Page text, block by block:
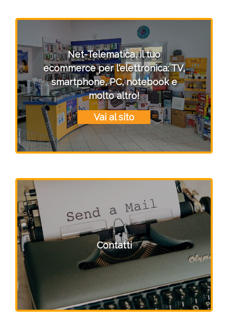
Net-Telematica, il tuo
ecommerce per l'elettronica: TV,
smartphone, PC, notebook e
molto altro!
Vai al sito
Contatti